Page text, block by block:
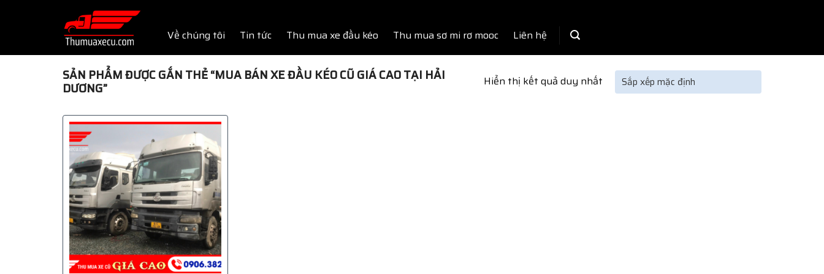
Về chúng tôi Tin tức Thu mua xe đầu kéo Thu mua sơ mi rơ mooc Liên hệ
SẢN PHẨM ĐƯỢC GẮN THẺ “MUA BÁN XE ĐẦU KÉO CŨ GIÁ CAO TẠI HẢI
DƯƠNG” Hiển thị kết quả duy nhất